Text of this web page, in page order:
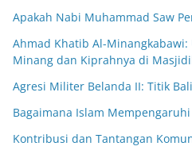
Apakah Nabi Muhammad Saw
Ahmad Khatib Al-
Minang dan Kiprahnya di
Agresi Militer Belanda II: Titik
Bagaimana Islam
Kontribusi dan Tantangan